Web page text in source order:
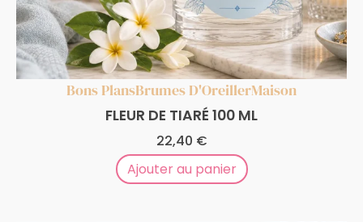
Bons PlansBrumes D'OreillerMaison
FLEUR DE TIARÉ 100 ML
22,40 €
Ajouter au panier